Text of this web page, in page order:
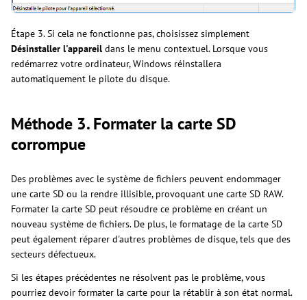
Étape 3. Si cela ne fonctionne pas, choisissez simplement
Désinstaller l'appareil dans le menu contextuel. Lorsque vous
redémarrez votre ordinateur, Windows réinstallera
automatiquement le pilote du disque.
Méthode 3. Formater la carte SD
corrompue
Des problèmes avec le système de fichiers peuvent endommager
une carte SD ou la rendre illisible, provoquant une carte SD RAW.
Formater la carte SD peut résoudre ce problème en créant un
nouveau système de fichiers. De plus, le formatage de la carte SD
peut également réparer d'autres problèmes de disque, tels que des
secteurs défectueux.
Si les étapes précédentes ne résolvent pas le problème, vous
pourriez devoir formater la carte pour la rétablir à son état normal.